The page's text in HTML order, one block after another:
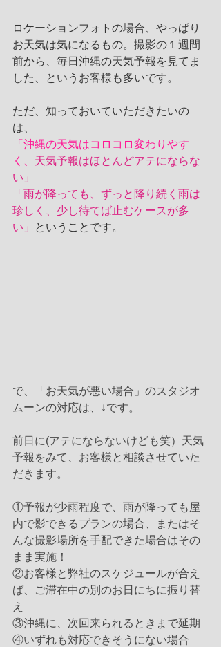
ロケーションフォトの場合、やっぱり
お天気は気になるもの。撮影の１週間
前から、毎日沖縄の天気予報を見てま
した、というお客様も多いです。
ただ、知っておいていただきたいの
は、
「沖縄の天気はコロコロ変わりやす
く、 天気予報はほとんどアテにならな
い」
「雨が降っても、ずっと降り続く雨は
珍しく、少し待てば止むケースが多
い」
ということです。
で、「お天気が悪い場合」のスタジオ
ムーンの対応は、↓です。
前日に(アテにならないけども笑）天気
予報をみて、お客様と相談させていた
だきます。
①予報が少雨程度で、雨が降っても屋
内で影できるプランの場合、またはそ
んな撮影場所を手配できた場合はその
まま実施！
②お客様と弊社のスケジュールが合え
ば、ご滞在中の別のお日にちに振り替
え
③沖縄に、次回来られるときまで延期
④いずれも対応できそうにない場合